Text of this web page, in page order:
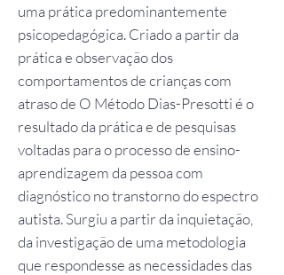
uma prática predominantemente
psicopedagógica. Criado a partir da
prática e observação dos
comportamentos de crianças com
atraso de O Método Dias-Presotti é o
resultado da prática e de pesquisas
voltadas para o processo de ensino-
aprendizagem da pessoa com
diagnóstico no transtorno do espectro
autista. Surgiu a partir da inquietação,
da investigação de uma metodologia
que respondesse as necessidades das